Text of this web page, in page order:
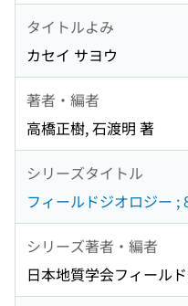
タイトルよみ
カセイ サヨウ
著者・編者
高橋正樹, 石渡明 著
シリーズタイトル
フィールドジオロジー ;
シリーズ著者・編者
日本地質学会フィール